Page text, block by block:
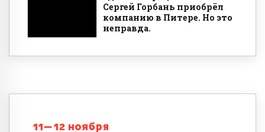
Сергей Горбань приобрёл
компанию в Питере. Но это
неправда.